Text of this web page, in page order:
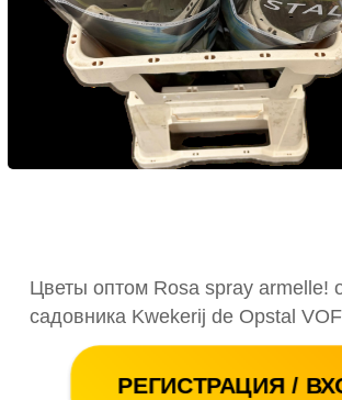
Цветы оптом Rosa spray armelle!
садовника Kwekerij de Opstal
РЕГИСТРАЦИЯ /